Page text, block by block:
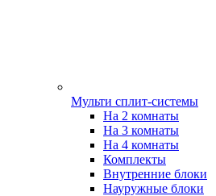
Мульти сплит-системы
На 2 комнаты
На 3 комнаты
На 4 комнаты
Комплекты
Внутренние блоки
Науружные блоки